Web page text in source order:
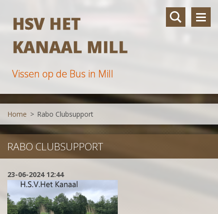
HSV HET
KANAAL MILL
Vissen op de Bus in Mill
Home > Rabo Clubsupport
RABO CLUBSUPPORT
23-06-2024 12:44